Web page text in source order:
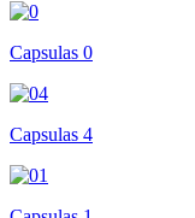
Capsulas 0
Capsulas 4